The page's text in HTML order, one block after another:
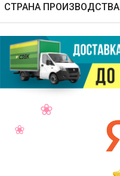
СТРАНА ПРОИЗВОДСТВА